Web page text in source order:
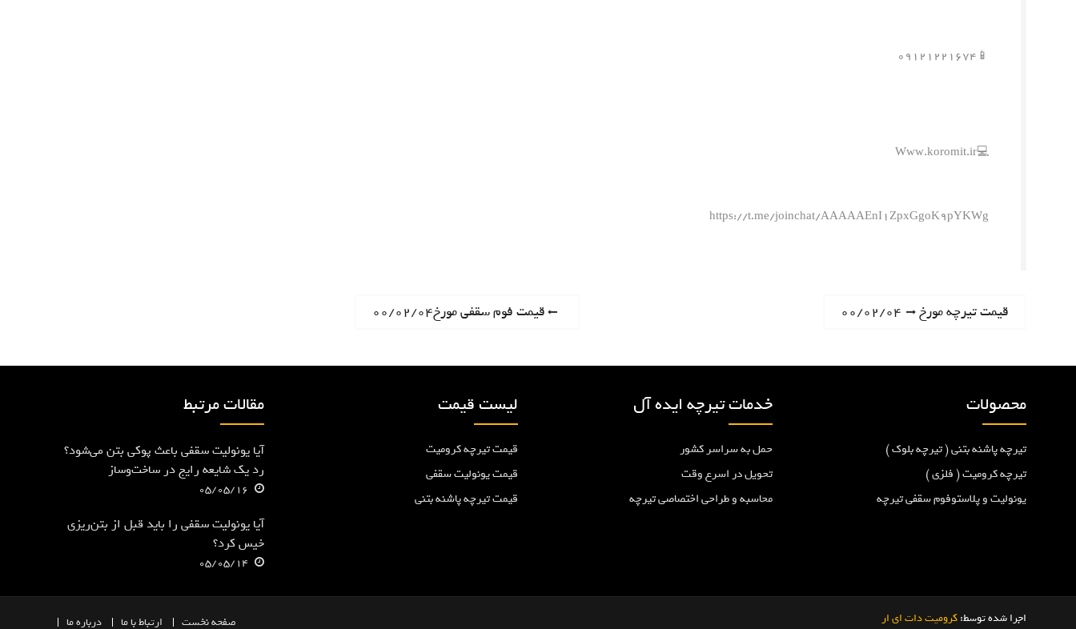
📱۰۹۱۲۱۲۲۱۶۷۴
💻Www.koromit.ir
https://t.me/joinchat/AAAAAEnI1ZpxGgoK9pYKWg
ه
ب
ر
و
P
v
قیمت فوم سقفی مورخ۰۰/۰۲/۰۴
N
t
o
s
t
:
قیمت تیرچه مورخ ۰۰/۰۲/۰۴
مقالات مرتبط
آیا یونولیت سقفی باعث پوکی بتن می‌شود؟
رد یک شایعه رایج در ساخت‌وساز
05/05/16
آیا یونولیت سقفی را باید قبل از بتن‌ریزی
خیس کرد؟
05/05/14
لیست قیمت
قیمت تیرچه کرومیت
قیمت یونولیت سقفی
قیمت تیرچه پاشنه بتنی
خدمات تیرچه ایده آل
حمل به سراسر کشور
تحویل در اسرع وقت
محاسبه و طراحی اختصاصی تیرچه
محصولات
تیرچه پاشنه بتنی ( تیرچه بلوک )
تیرچه کرومیت ( فلزی )
یونولیت و پلاستوفوم سقفی تیرچه
صفحهنخست ارتباط با ما درباره ما اجرا شده توسط:کرومیت دات ای ار